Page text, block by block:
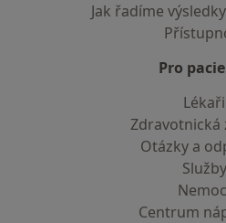
Jak řadíme
Pro
Lékaři
Zdravotnická
Otázky a
Služby
Centrum